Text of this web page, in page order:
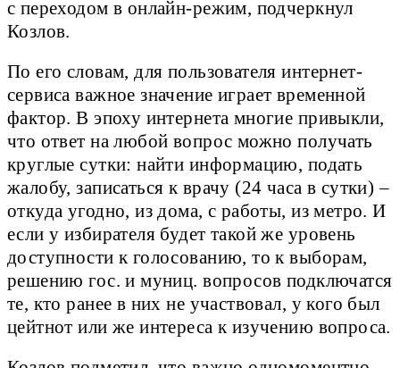
с переходом в онлайн-режим, подчеркнул
Козлов.
По его словам, для пользователя интернет-
сервиса важное значение играет временной
фактор. В эпоху интернета многие привыкли,
что ответ на любой вопрос можно получать
круглые сутки: найти информацию, подать
жалобу, записаться к врачу (24 часа в сутки) –
откуда угодно, из дома, с работы, из метро. И
если у избирателя будет такой же уровень
доступности к голосованию, то к выборам,
решению гос. и муниц. вопросов подключатся
те, кто ранее в них не участвовал, у кого был
цейтнот или же интереса к изучению вопроса.